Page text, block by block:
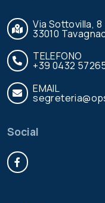
Via Sottovilla, 8
33010
TELEFONO
+39 0432
EMAIL
Social